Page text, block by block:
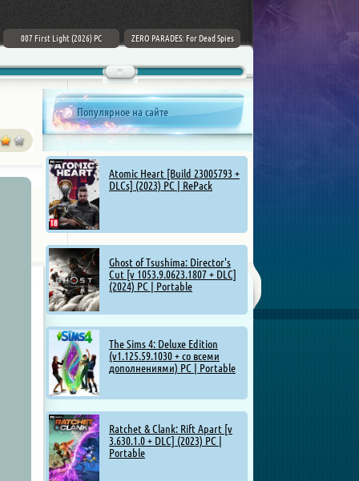
007 First Light (2026) PC
ZERO PARADES: For Dead Spies
Mount & Blade II: Bannerlord [v
Популярное на сайте
Atomic Heart [Build 23005793 +
DLCs] (2023) PC | RePack
Ghost of Tsushima: Director's
Cut [v 1053.9.0623.1807 + DLC]
(2024) PC | Portable
The Sims 4: Deluxe Edition
(v1.125.59.1030 + со всеми
дополнениями) PC | Portable
Ratchet & Clank: Rift Apart [v
3.630.1.0 + DLC] (2023) PC |
Portable